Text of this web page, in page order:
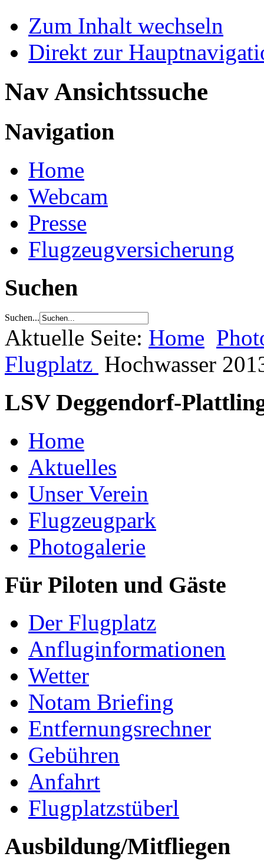
Zum Inhalt wechseln
Direkt zur
Nav Ansichtssuche
Navigation
Home
Webcam
Presse
Flugzeugversicherung
Suchen
Suchen...
Aktuelle Seite: Home
Flugplatz Hochwasser
LSV Deggendorf-
Home
Aktuelles
Unser Verein
Flugzeugpark
Photogalerie
Für Piloten und Gäste
Der Flugplatz
Anfluginformationen
Wetter
Notam Briefing
Entfernungsrechner
Gebühren
Anfahrt
Flugplatzstüberl
Ausbildung/Mitfliegen